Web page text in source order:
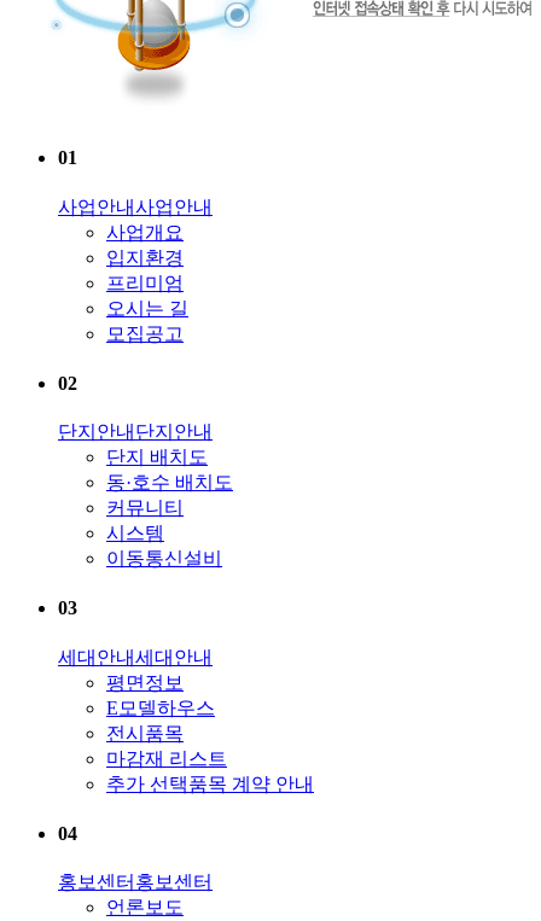
01
사업안내사업안내
사업개요
입지환경
프리미엄
오시는 길
모집공고
02
단지안내 단지안내
단지 배치도
동·호수 배치도
커뮤니티
시스템
이동통신설비
03
세대안내세대안내
평면정보
E모델하우스
전시품목
마감재 리스트
추가 선택품목 계약 안내
04
홍보센터 홍보센터
언론보도